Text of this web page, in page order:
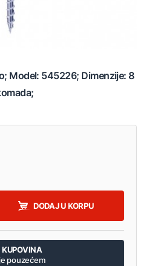
Model: 545226; Dimenzije: 8
DODAJ U KORPU
pouzećem